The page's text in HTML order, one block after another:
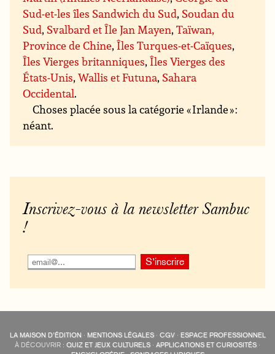
Sud-et-les îles Sandwich du Sud, Soudan du
Sud, Svalbard et Île Jan Mayen,Taïwan,
Province de Chine,Îles Turques-et-Caïques,
Îles Vierges britanniques,Îles Vierges des
États-Unis,Wallis et Futuna, Sahara
Occidental.
Choses placée sous la catégorie « Irlande » :
néant.
Inscrivez-vous à la newsletter Sambuc
!
LA MAISON D’ÉDITION · MENTIONS LÉGALES· CGV· ESPACE PROFESSIONNEL
À DÉCOUVRIR : QUIZ ET JEUX CULTURELS · APPLICATIONS ET CURIOSITÉS ·